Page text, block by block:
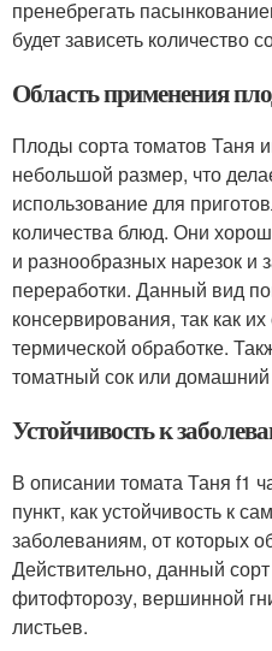
пренебрегать
будет зависеть количество
Область применения
Плоды сорта томатов Таня
небольшой размер, что
использование для
количества блюд. Они
и разнообразных нарезок и
переработки. Данный вид
консервирования, так как
термической обработке.
томатный сок или домашний
Устойчивость к
В описании томата Таня f1
пункт, как устойчивость к
заболеваниям, от которых
Действительно, данный
фитофторозу, вершинной
листьев.